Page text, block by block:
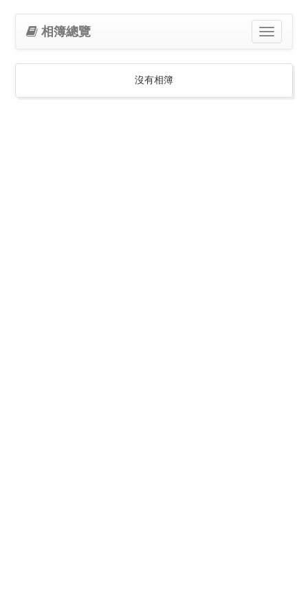
Toggle
navigation
相簿總覽
沒有相簿